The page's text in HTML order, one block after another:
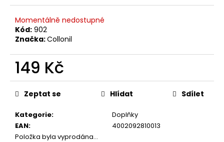
Momentálně nedostupné
Kód: 902
Značka:Collonil
149 Kč
Měrná
cena:
Kategorie:
Doplňky
EAN:
4002092810013
Položka byla vyprodána…
Zeptat se Hlídat Sdílet
D
o
p
o
r
u
u
m
e